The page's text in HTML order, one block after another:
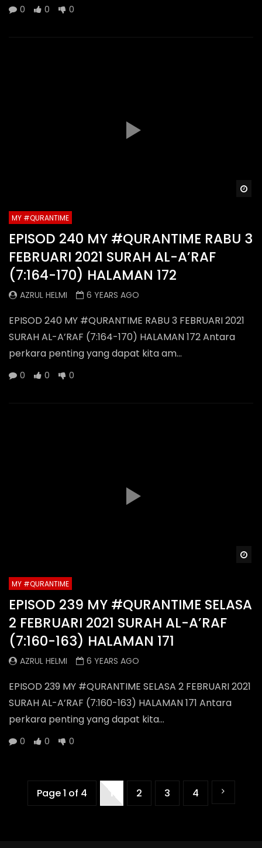
0 0 0
MY #QURANTIME
EPISOD 240 MY #QURANTIME RABU 3
FEBRUARI 2021 SURAH AL-A’RAF
(7:164-170) HALAMAN 172
AZRUL HELMI 6 YEARS AGO
EPISOD 240 MY #QURANTIME RABU 3 FEBRUARI 2021
SURAH AL-A’RAF (7:164-170) HALAMAN 172 Antara
perkara penting yang dapat kita am...
0 0 0
MY #QURANTIME
EPISOD 239 MY #QURANTIME SELASA
2 FEBRUARI 2021 SURAH AL-A’RAF
(7:160-163) HALAMAN 171
AZRUL HELMI 6 YEARS AGO
EPISOD 239 MY #QURANTIME SELASA 2 FEBRUARI 2021
SURAH AL-A’RAF (7:160-163) HALAMAN 171 Antara
perkara penting yang dapat kita...
0 0 0
Page 1 of 4 1 2 3 4